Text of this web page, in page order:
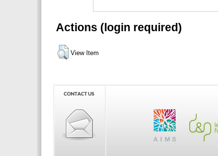
Actions (login required)
View Item